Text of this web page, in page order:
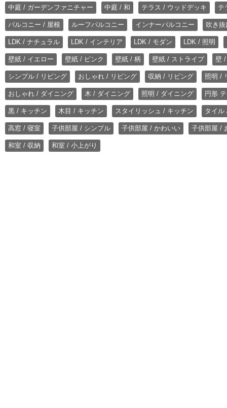
中庭 / ガーデンファニチャー 中庭 / 和 テラス / ウッドデッキ テ
バルコニー / 屋根 ルーフバルコニー インナーバルコニー 吹き
LDK / ナチュラル LDK / インテリア LDK / モダン LDK / 照明
壁紙 / イエロー 壁紙 / ピンク 壁紙 / 柄 壁紙 / ストライプ 壁
シンプル / リビング おしゃれ / リビング 収納 / リビング 照明 /
おしゃれ / ダイニング 木 / ダイニング 照明 / ダイニング 円形
黒 / キッチン 木目 / キッチン スタイリッシュ / キッチン タイル
高窓 / 寝室 子供部屋 / シンプル 子供部屋 / かわいい 子供部屋 /
和室 / 収納 和室 / 小上がり